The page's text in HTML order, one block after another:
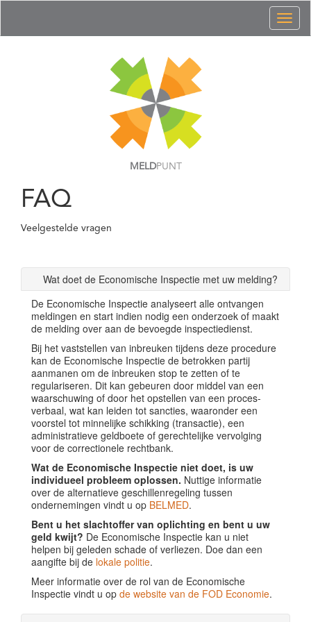
MELDPUNT
FAQ
Veelgestelde vragen
Wat doet de Economische Inspectie met uw melding?
De Economische Inspectie analyseert alle ontvangen
meldingen en start indien nodig een onderzoek of maakt
de melding over aan de bevoegde inspectiedienst.
Bij het vaststellen van inbreuken tijdens deze procedure
kan de Economische Inspectie de betrokken partij
aanmanen om de inbreuken stop te zetten of te
regulariseren. Dit kan gebeuren door middel van een
waarschuwing of door het opstellen van een proces-
verbaal, wat kan leiden tot sancties, waaronder een
voorstel tot minnelijke schikking (transactie), een
administratieve geldboete of gerechtelijke vervolging
voor de correctionele rechtbank.
Wat de Economische Inspectie niet doet, is uw
individueel probleem oplossen. Nuttige informatie
over de alternatieve geschillenregeling tussen
ondernemingen vindt u op BELMED.
Bent u het slachtoffer van oplichting en bent u uw
geld kwijt? De Economische Inspectie kan u niet
helpen bij geleden schade of verliezen. Doe dan een
aangifte bij de lokale politie.
Meer informatie over de rol van de Economische
Inspectie vindt u op de website van de FOD Economie.